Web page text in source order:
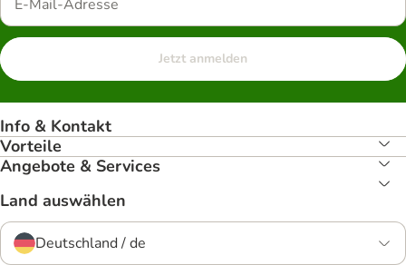
Jetzt anmelden
Info & Kontakt
Vorteile
Angebote & Services
Land auswählen
Deutschland / de